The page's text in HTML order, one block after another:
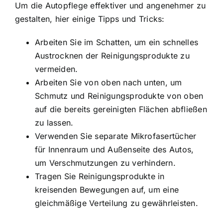
Um die Autopflege effektiver und angenehmer zu
gestalten, hier einige Tipps und Tricks:
Arbeiten Sie im Schatten, um ein schnelles
Austrocknen der Reinigungsprodukte zu
vermeiden.
Arbeiten Sie von oben nach unten, um
Schmutz und Reinigungsprodukte von oben
auf die bereits gereinigten Flächen abfließen
zu lassen.
Verwenden Sie separate Mikrofasertücher
für Innenraum und Außenseite des Autos,
um Verschmutzungen zu verhindern.
Tragen Sie Reinigungsprodukte in
kreisenden Bewegungen auf, um eine
gleichmäßige Verteilung zu gewährleisten.